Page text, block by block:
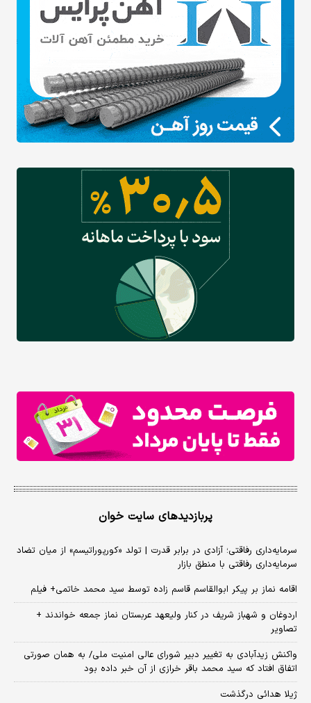
پربازدیدهای سایت خوان
سرمایه‌داری رفاقتی؛ آزادی در برابر قدرت | تولد «کورپوراتیسم» از میان تضاد
سرمایه‌داری رفاقتی با منطق بازار
اقامه نماز بر پیکر ابوالقاسم قاسم زاده توسط سید محمد خاتمی+ فیلم
اردوغان و شهباز شریف در کنار ولیعهد عربستان نماز جمعه خواندند +
تصاویر
واکنش زیدآبادی به تغییر دبیر شورای عالی امنیت ملی/ به همان صورتی
اتفاق افتاد که سید محمد باقر خرازی از آن خبر داده بود
ژیلا هدائی درگذشت